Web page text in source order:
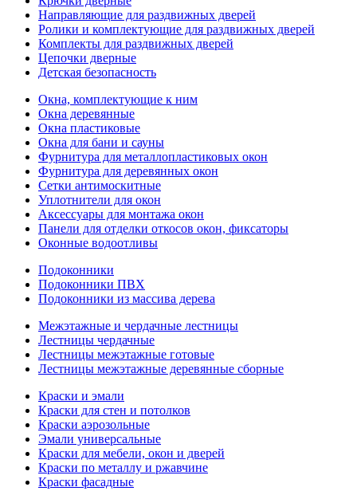
Направляющие для раздвижных дверей
Ролики и комплектующие для раздвижных дверей
Комплекты для раздвижных дверей
Цепочки дверные
Детская безопасность
Окна, комплектующие к ним
Окна деревянные
Окна пластиковые
Окна для бани и сауны
Фурнитура для металлопластиковых окон
Фурнитура для деревянных окон
Сетки антимоскитные
Уплотнители для окон
Аксессуары для монтажа окон
Панели для отделки откосов окон, фиксаторы
Оконные водоотливы
Подоконники
Подоконники ПВХ
Подоконники из массива дерева
Межэтажные и чердачные лестницы
Лестницы чердачные
Лестницы межэтажные готовые
Лестницы межэтажные деревянные сборные
Краски и эмали
Краски для стен и потолков
Краски аэрозольные
Эмали универсальные
Краски для мебели, окон и дверей
Краски по металлу и ржавчине
Краски фасадные